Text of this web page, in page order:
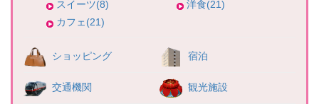
スイーツ(8)
洋食(21)
カフェ(21)
ショッピング 宿泊
交通機関 観光施設